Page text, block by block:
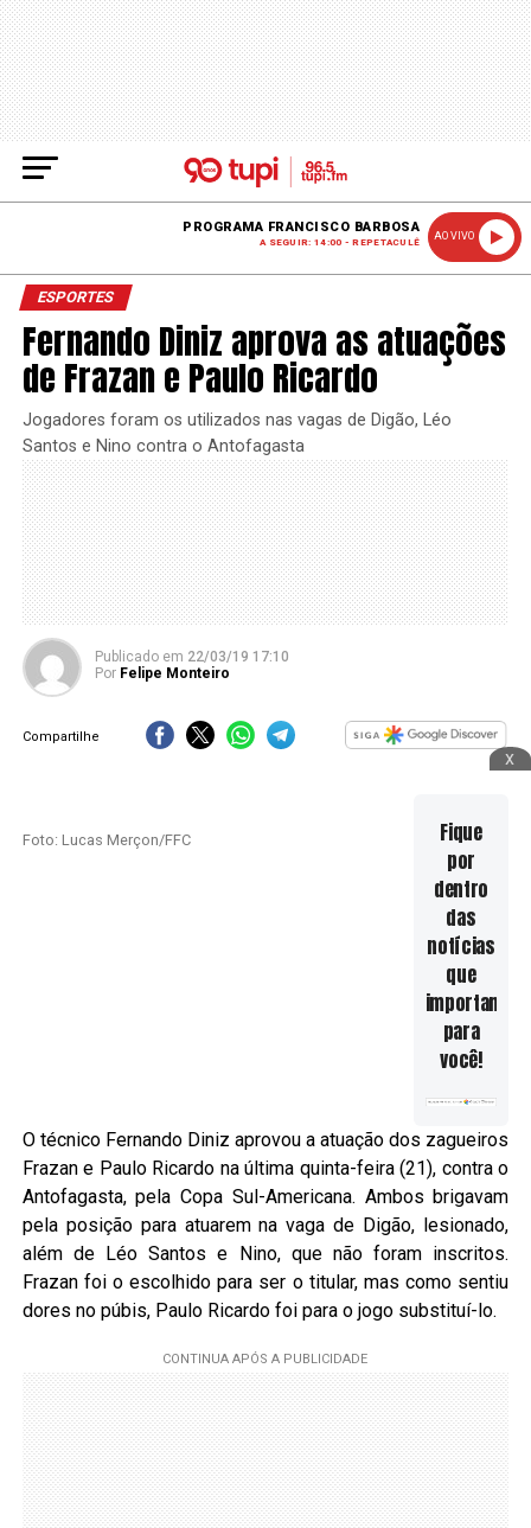
PROGRAMA FRANCISCO BARBOSA
A SEGUIR: 14:00 - REPETACULÊ
AO VIVO
ESPORTES
Fernando Diniz aprova as atuações
de Frazan e Paulo Ricardo
Jogadores foram os utilizados nas vagas de Digão, Léo
Santos e Nino contra o Antofagasta
Publicado em 22/03/19 17:10
Por Felipe Monteiro
Compartilhe
x
Foto: Lucas Merçon/FFC
Fique
por
dentro
das
notícias
que
importam
para
você!
O técnico Fernando Diniz aprovou a atuação dos zagueiros
Frazan e Paulo Ricardo na última quinta-feira (21), contra o
Antofagasta, pela Copa Sul-Americana. Ambos brigavam
pela posição para atuarem na vaga de Digão, lesionado,
além de Léo Santos e Nino, que não foram inscritos.
Frazan foi o escolhido para ser o titular, mas como sentiu
dores no púbis, Paulo Ricardo foi para o jogo substituí-lo.
de